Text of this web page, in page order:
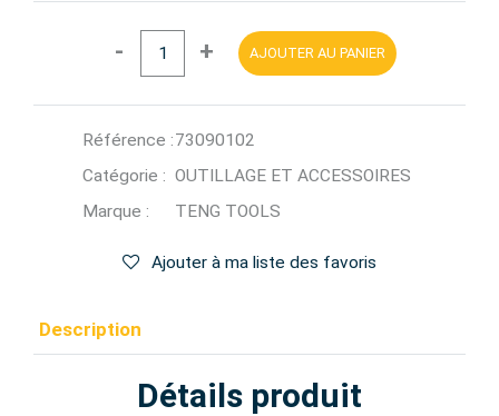
- + AJOUTER AU PANIER
Référence :73090102
Catégorie : OUTILLAGE ET ACCESSOIRES
Marque :
TENG TOOLS
Ajouter à ma liste des favoris
Description
Détails produit